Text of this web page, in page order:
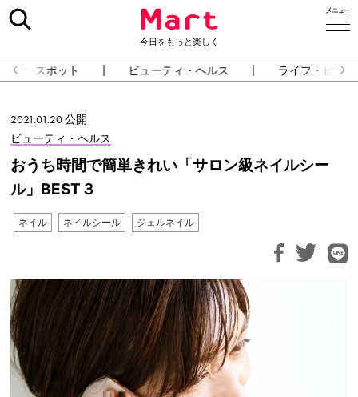
今日をもっと楽しく
スポット ビューティ・ヘルス ライフ・ピー
2021.01.20 公開
ビューティ・ヘルス
おうち時間で簡単きれい「サロン級ネイルシー
ル」BEST３
ネイル ネイルシール ジェルネイル